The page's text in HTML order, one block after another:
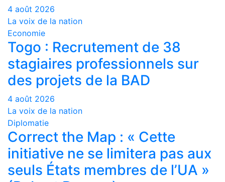
4 août 2026
La voix de la nation
Economie
Togo : Recrutement de 38
stagiaires professionnels sur
des projets de la BAD
4 août 2026
La voix de la nation
Diplomatie
Correct the Map : « Cette
initiative ne se limitera pas aux
seuls États membres de l’UA »